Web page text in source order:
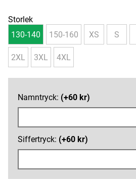
Namntryck: (+60 kr)
Siffertryck: (+60 kr)
Storlek
130-140
150-160 XS S
2XL 3XL 4XL